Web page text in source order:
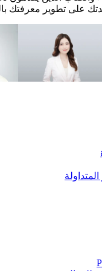
على تطوير معرفتك
استراتيجي الأبحاث